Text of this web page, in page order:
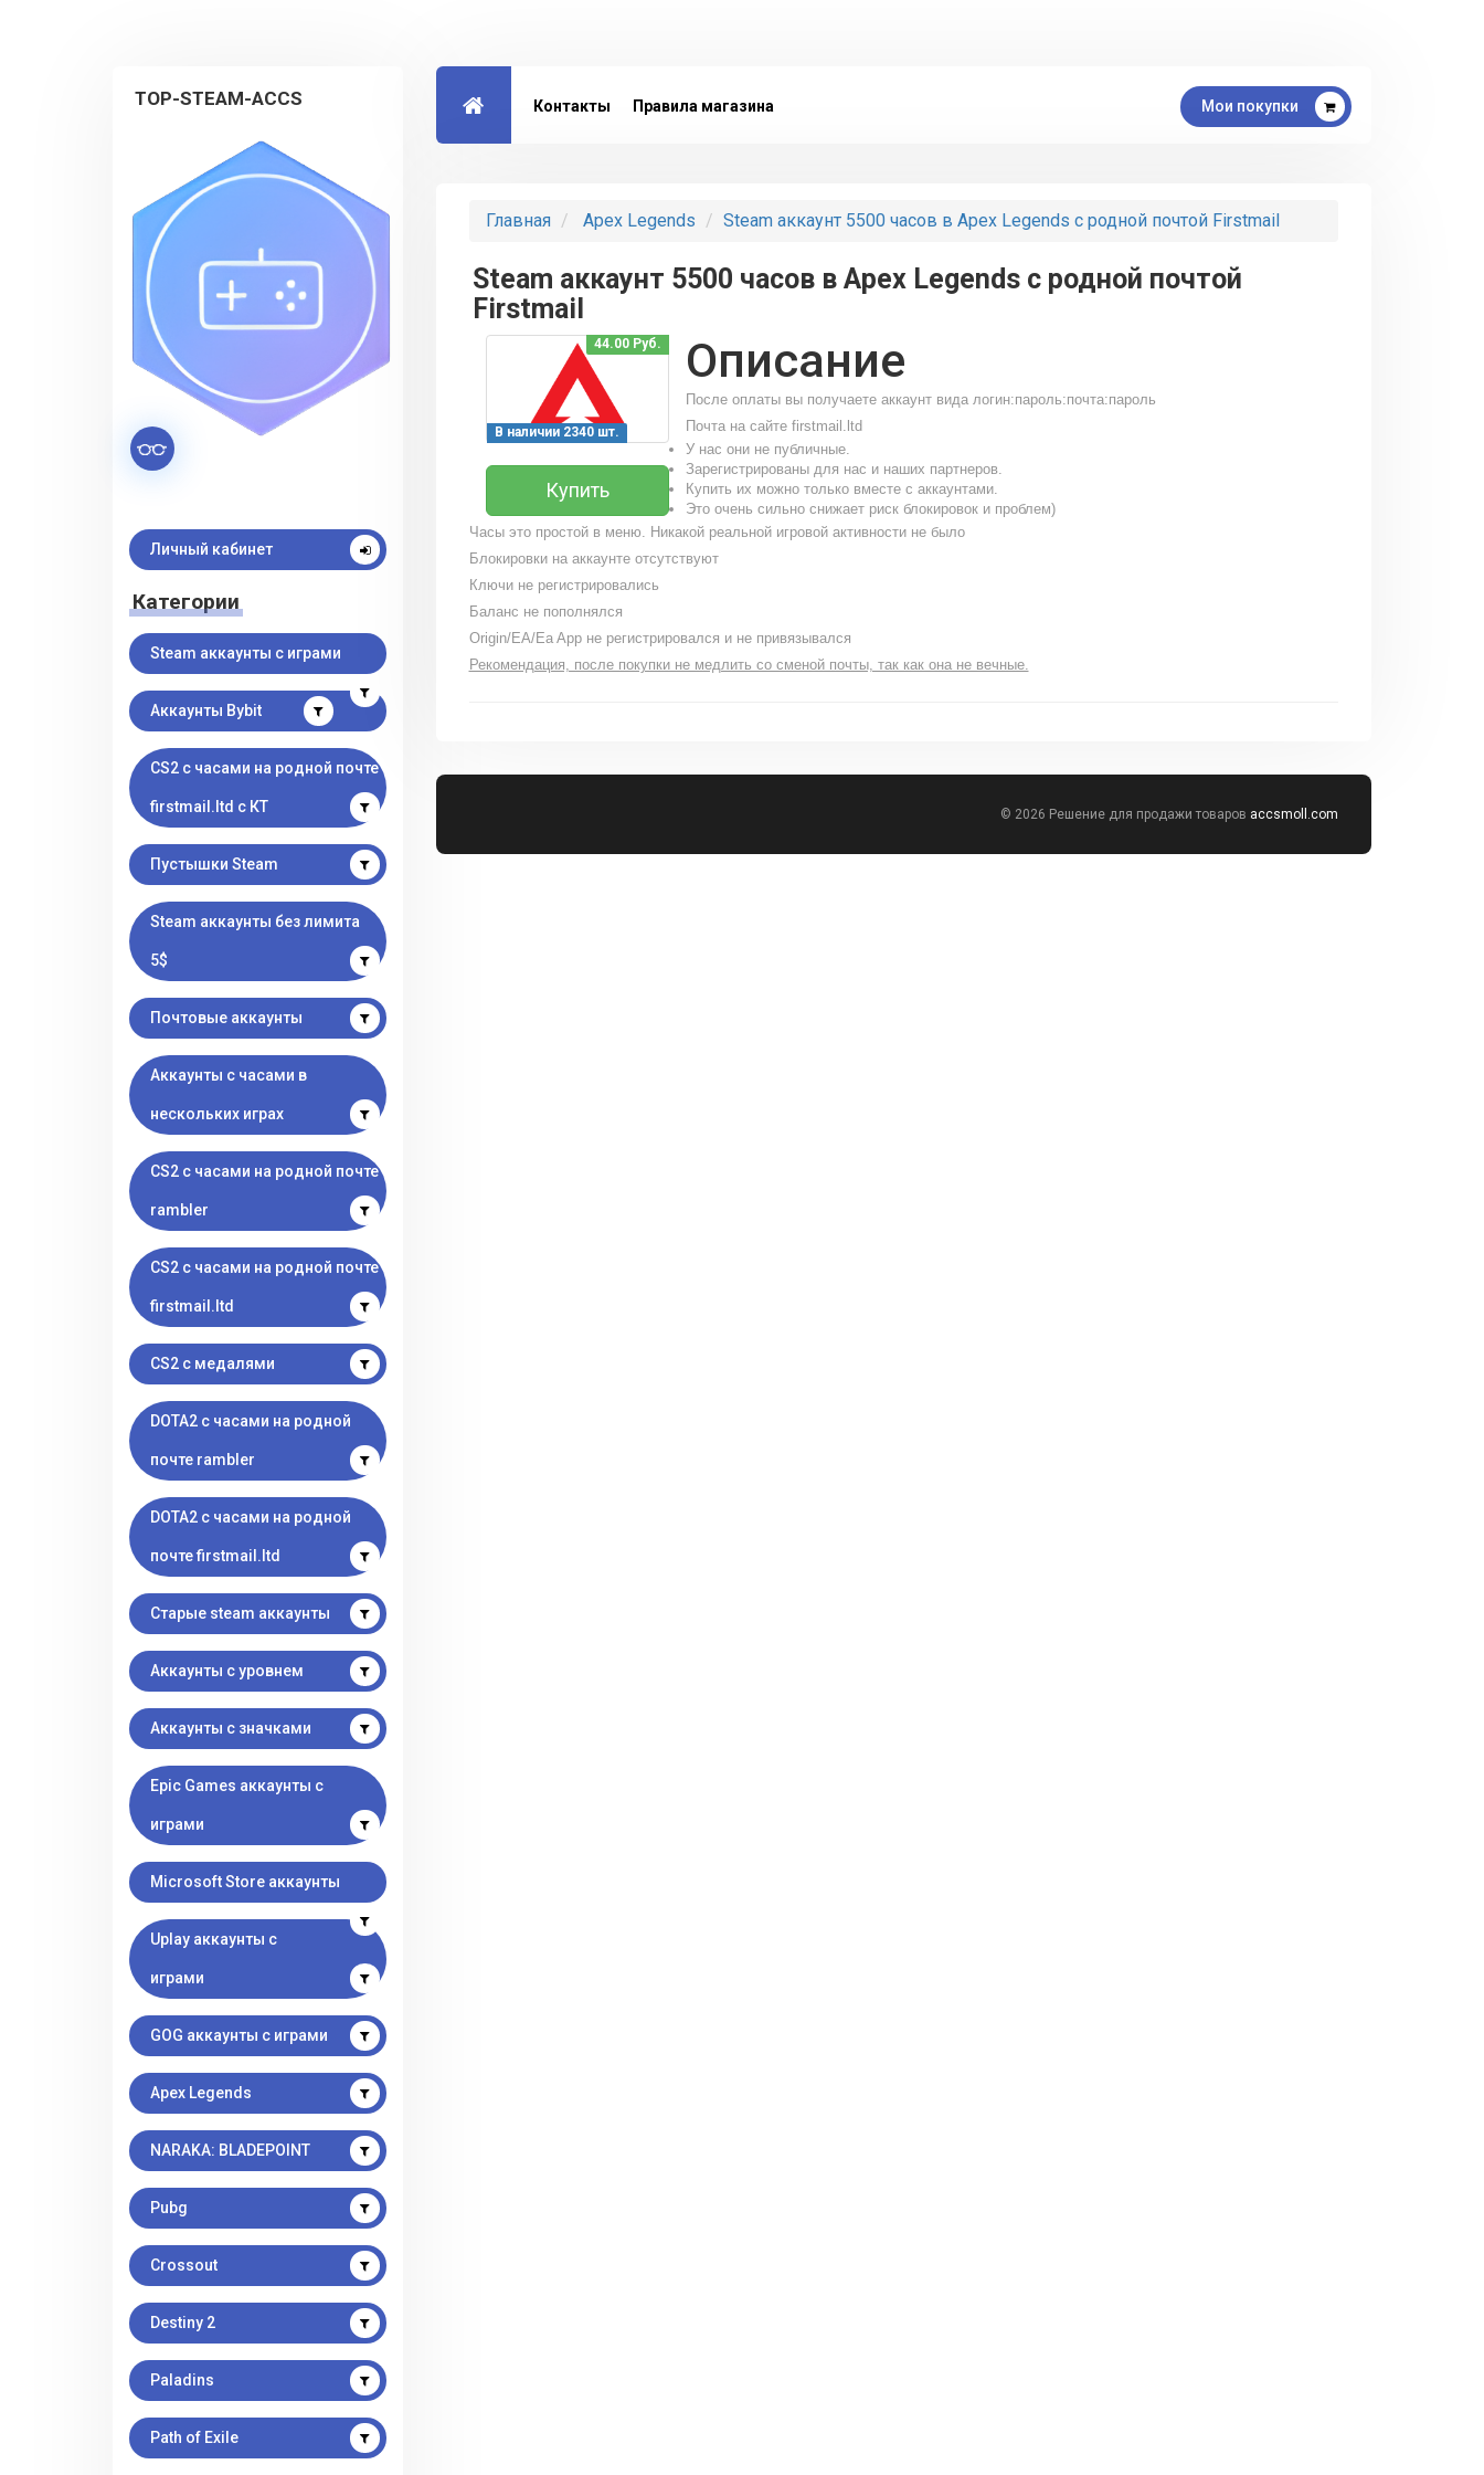
TOP-STEAM-ACCS
Личный кабинет
Категории
Steam аккаунты с играми
Аккаунты Bybit
CS2 с часами на родной почте
firstmail.ltd с КТ
Пустышки Steam
Steam аккаунты без лимита
5$
Почтовые аккаунты
Аккаунты с часами в
нескольких играх
CS2 с часами на родной почте
rambler
CS2 с часами на родной почте
firstmail.ltd
CS2 с медалями
DOTA2 с часами на родной
почте rambler
DOTA2 с часами на родной
почте firstmail.ltd
Старые steam аккаунты
Аккаунты с уровнем
Аккаунты с значками
Epic Games аккаунты с
играми
Microsoft Store аккаунты
Uplay аккаунты с
играми
GOG аккаунты с играми
Apex Legends
NARAKA: BLADEPOINT
Pubg
Crossout
Destiny 2
Paladins
Path of Exile
Контакты Правила магазина Мои покупки
Главная Apex Legends Steam аккаунт 5500 часов в Apex Legends с родной почтой Firstmail
Steam аккаунт 5500 часов в Apex Legends с родной почтой
Firstmail
В наличии 2340 шт.
44.00 Руб.
Купить
Описание
После оплаты вы получаете аккаунт вида логин:пароль:почта:пароль
Почта на сайте firstmail.ltd
У нас они не публичные.
Зарегистрированы для нас и наших партнеров.
Купить их можно только вместе с аккаунтами.
Это очень сильно снижает риск блокировок и проблем)
Часы это простой в меню. Никакой реальной игровой активности не было
Блокировки на аккаунте отсутствуют
Ключи не регистрировались
Баланс не пополнялся
Origin/EA/Ea App не регистрировался и не привязывался
Рекомендация, после покупки не медлить со сменой почты, так как она не вечные.
© 2026 Решение для продажи товаров accsmoll.com